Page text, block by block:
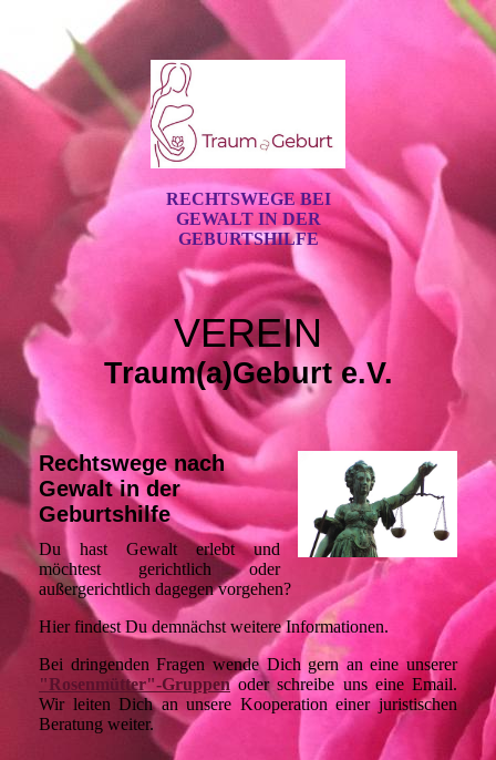
RECHTSWEGE BEI
GEWALT IN DER
GEBURTSHILFE
VEREIN
Traum(a)Geburt e.V.
Rechtswege nach
Gewalt in der
Geburtshilfe
Du hast Gewalt erlebt und
möchtest gerichtlich oder
außergerichtlich dagegen vorgehen?
Hier findest Du demnächst weitere Informationen.
Bei dringenden Fragen wende Dich gern an eine unserer
"Rosenmütter"-Gruppen oder schreibe uns eine Email.
Wir leiten Dich an unsere Kooperation einer juristischen
Beratung weiter.